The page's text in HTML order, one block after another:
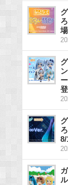
8/